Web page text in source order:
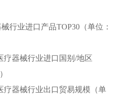
行业进口产品TOP30（单位：
疗器械行业进口国别/地区
疗器械行业出口贸易规模（单